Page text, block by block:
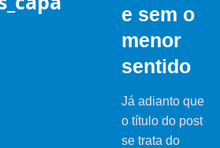
e sem o
menor
sentido
Já adianto que
o título do post
se trata do